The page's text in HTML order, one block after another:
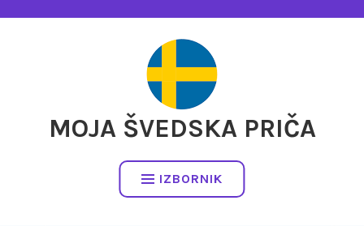
MOJA ŠVEDSKA PRIČA
IZBORNIK